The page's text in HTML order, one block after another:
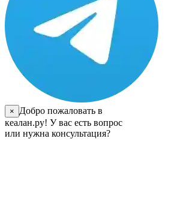
×
Добро пожаловать в
кеалан.ру! У вас есть вопрос
или нужна консультация?